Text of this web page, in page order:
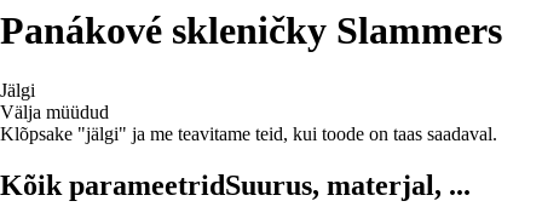
Panákové skleničky Slammers
Jälgi
Välja müüdud
Klõpsake "jälgi" ja me teavitame teid, kui toode on taas saadaval.
Kõik parameetridSuurus, materjal, ...